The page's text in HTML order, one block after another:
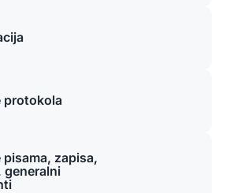
protokola
pisama, zapisa,
generalni